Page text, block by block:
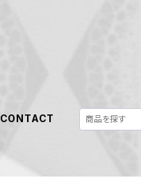
CONTACT